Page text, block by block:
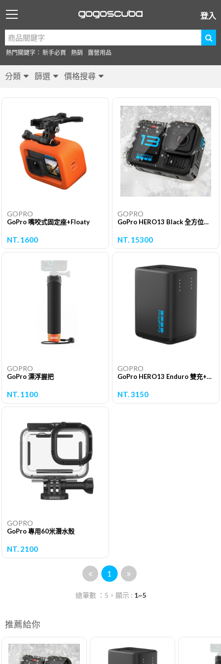
登入
熱門關鍵字： 新手必買 熱銷 露營用品
分類 篩選 價格搜尋
GOPRO
GoPro 嘴咬式固定座+Floaty
NT. 1600
GOPRO
GoPro HERO13 Black 全方位運動攝影機 單機組
NT. 15300
GOPRO
GoPro 漂浮握把
NT. 1100
GOPRO
GoPro HERO13 Enduro 雙充+Enduro高續航電池組
NT. 3150
GOPRO
GoPro 專用60米潛水殼
NT. 2100
1
總筆數 ：5，顯示 : 1~5
推薦給你